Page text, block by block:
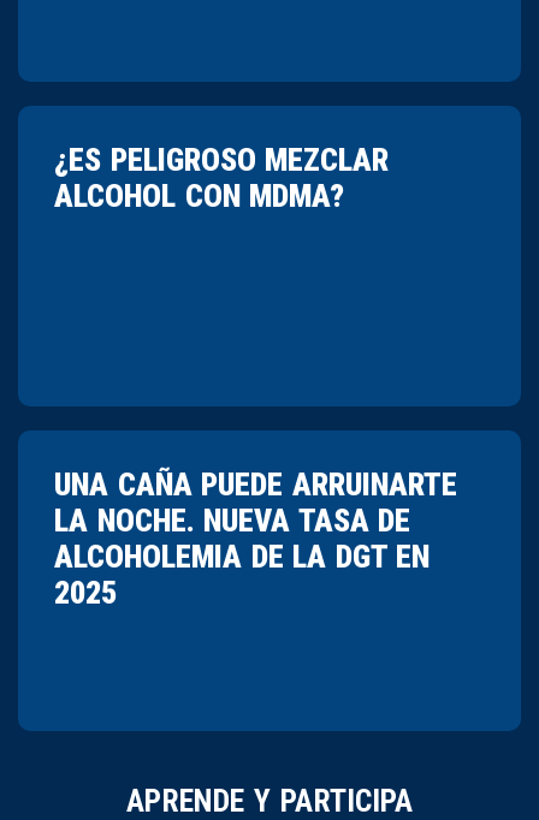
¿ES PELIGROSO MEZCLAR
ALCOHOL CON MDMA?
UNA CAÑA PUEDE ARRUINARTE
LA NOCHE. NUEVA TASA DE
ALCOHOLEMIA DE LA DGT EN
2025
APRENDE Y PARTICIPA